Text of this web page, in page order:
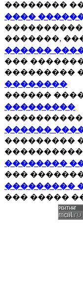
��������
����
�������,
������
���
���������
��������
������
���������
������
���������
��������
���
���������
��� �����